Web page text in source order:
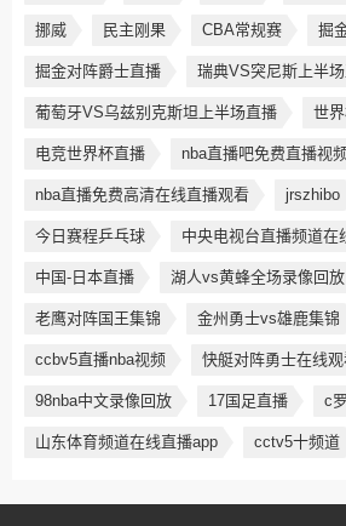
挪威 民主刚果 CBA常规赛 掘
掘金对阵爵士直播 瑞典VS突尼斯上半
葡萄牙VS乌兹别克斯坦上半场直播 世
‌电竞世界杯直播 nba直播吧免费直播视
nba直播免费高清在线直播观看 jrszhibo
今日赛程乒乓球 中央电视台直播频道在
中国-日本直播 湖人vs黄蜂全场录像回放
老鹰对阵国王集锦 金州勇士vs雄鹿集锦
ccbv5直播nba视频 快艇对阵勇士在线
98nba中文录像回放 17国足直播 c
山东体育频道在线直播app cctv5十频道